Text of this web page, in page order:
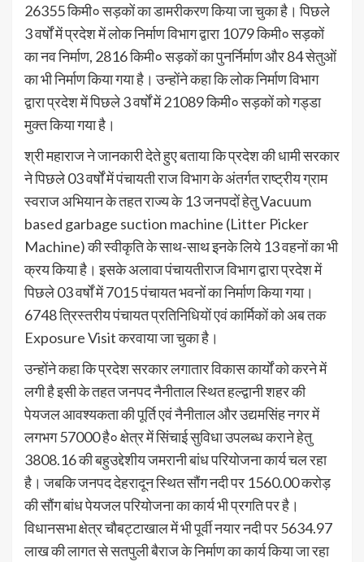
26355 किमी० सड़कों का डामरीकरण किया जा चुका है। पिछले
3 वर्षों में प्रदेश में लोक निर्माण विभाग द्वारा 1079 किमी० सड़कों
का नव निर्माण, 2816 किमी० सड़कों का पुनर्निर्माण और 84 सेतुओं
का भी निर्माण किया गया है। उन्होंने कहा कि लोक निर्माण विभाग
द्वारा प्रदेश में पिछले 3 वर्षों में 21089 किमी० सड़कों को गड्डा
मुक्त किया गया है।
श्री महाराज ने जानकारी देते हुए बताया कि प्रदेश की धामी सरकार
ने पिछले 03 वर्षों में पंचायती राज विभाग के अंतर्गत राष्ट्रीय ग्राम
स्वराज अभियान के तहत राज्य के 13 जनपदों हेतु Vacuum
based garbage suction machine (Litter Picker
Machine) की स्वीकृति के साथ-साथ इनके लिये 13 वहनों का भी
क्रय किया है। इसके अलावा पंचायतीराज विभाग द्वारा प्रदेश में
पिछले 03 वर्षों में 7015 पंचायत भवनों का निर्माण किया गया।
6748 त्रिस्तरीय पंचायत प्रतिनिधियों एवं कार्मिकों को अब तक
Exposure Visit करवाया जा चुका है।
उन्होंने कहा कि प्रदेश सरकार लगातार विकास कार्यों को करने में
लगी है इसी के तहत जनपद नैनीताल स्थित हल्द्वानी शहर की
पेयजल आवश्यकता की पूर्ति एवं नैनीताल और उद्यमसिंह नगर में
लगभग 57000 है० क्षेत्र में सिंचाई सुविधा उपलब्ध कराने हेतु
3808.16 की बहुउद्देशीय जमरानी बांध परियोजना कार्य चल रहा
है। जबकि जनपद देहरादून स्थित सौंग नदी पर 1560.00 करोड़
की सौंग बांध पेयजल परियोजना का कार्य भी प्रगति पर है।
विधानसभा क्षेत्र चौबट्टाखाल में भी पूर्वी नयार नदी पर 5634.97
लाख की लागत से सतपुली बैराज के निर्माण का कार्य किया जा रहा